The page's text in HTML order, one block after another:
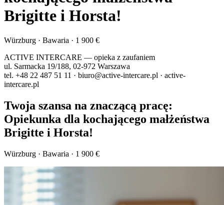
Brigitte i Horsta!
Würzburg · Bawaria · 1 900 €
ACTIVE INTERCARE — opieka z zaufaniem
ul. Sarmacka 19/188, 02-972 Warszawa
tel. +48 22 487 51 11 · biuro@active-intercare.pl · active-
intercare.pl
Twoja szansa na znaczącą pracę:
Opiekunka dla kochającego małżeństwa
Brigitte i Horsta!
Würzburg · Bawaria · 1 900 €